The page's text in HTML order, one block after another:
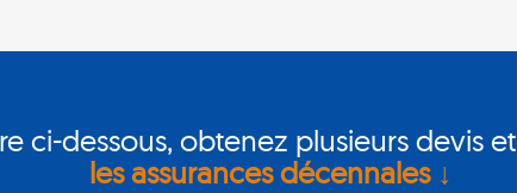
ci-dessous, obtenez plusieurs devis et
les assurances décennales ↓